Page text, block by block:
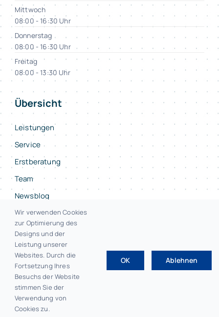
Mittwoch
08:00 - 16:30 Uhr
Donnerstag
08:00 - 16:30 Uhr
Freitag
08:00 - 13:30 Uhr
Übersicht
Leistungen
Service
Erstberatung
Team
Newsblog
Kontakt
© 2026 • F.E.L.S Steuerberater Bayreuth
Wir verwenden Cookies
zur Optimierung des
Designs und der
Leistung unserer
Websites. Durch die
Fortsetzung Ihres
Besuchs der Website
stimmen Sie der
Verwendung von
Cookies zu.
OK Ablehnen